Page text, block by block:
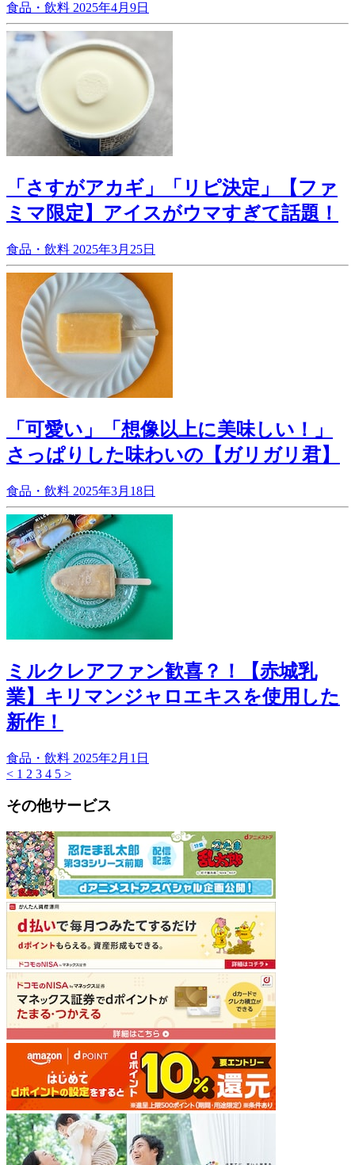
食品・飲料 2025年4月9日
「さすがアカギ」「リピ決定」【ファ
ミマ限定】アイスがウマすぎて話題！
食品・飲料 2025年3月25日
「可愛い」「想像以上に美味しい！」
さっぱりした味わいの【ガリガリ君】
食品・飲料 2025年3月18日
ミルクレアファン歓喜？！【赤城乳
業】キリマンジャロエキスを使用した
新作！
食品・飲料 2025年2月1日
< 1 2 3 4 5 >
その他サービス